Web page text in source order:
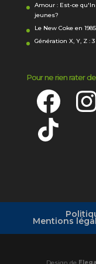
Amour : Est-ce
jeunes?
Le New Coke en
Génération X, Y, Z :
Pour ne rien rater
Facebook
TikTok
Mentions
Design de